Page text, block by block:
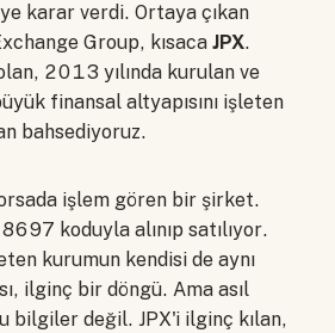
karar verdi. Ortaya çıkan
Group, kısaca JPX.
2013 yılında kurulan ve
finansal altyapısını işleten
bahsediyoruz.
işlem gören bir şirket.
koduyla alınıp satılıyor.
kurumun kendisi de aynı
ilginç bir döngü. Ama asıl
bilgiler değil. JPX'i ilginç kılan,